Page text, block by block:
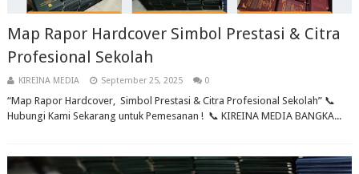
Map Rapor Hardcover Simbol Prestasi & Citra
Profesional Sekolah
KIREINA MEDIA September 25, 2025 0
“Map Rapor Hardcover, Simbol Prestasi & Citra Profesional Sekolah” 📞
Hubungi Kami Sekarang untuk Pemesanan ! 📞 KIREINA MEDIA BANGKA...